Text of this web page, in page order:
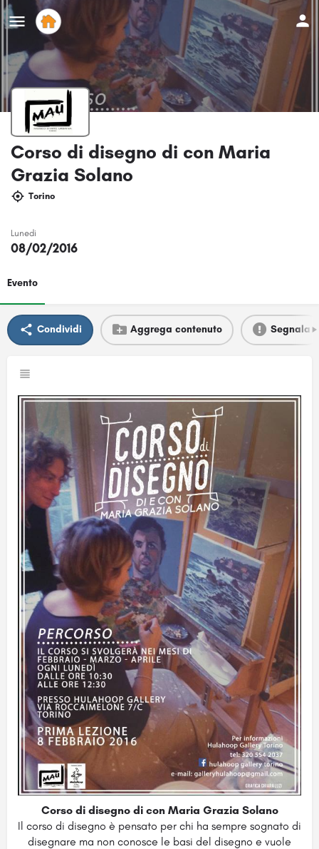
Corso di disegno di con Maria
Grazia Solano
Torino
Lunedi
08/02/2016
Evento
Condividi Aggrega contenuto Segnala
Corso di disegno di con Maria Grazia Solano
Il corso di disegno è pensato per chi ha sempre sognato di
disegnare ma non conosce le basi del disegno e vuole